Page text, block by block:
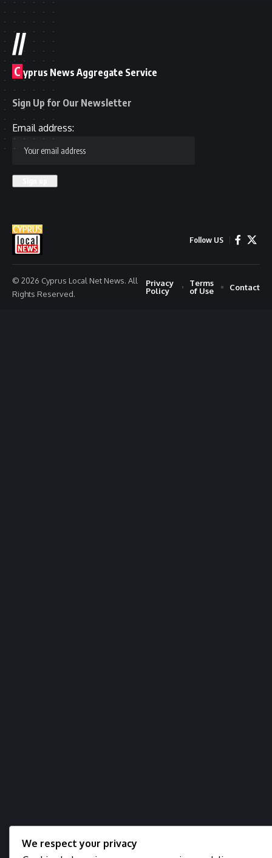
//
C yprus News Aggregate Service
Sign Up for Our Newsletter
Email address:
Follow US
© 2026 Cyprus Local Net News. All
Rights Reserved.
Privacy
Policy
Terms
of Use
Contact
We respect your privacy